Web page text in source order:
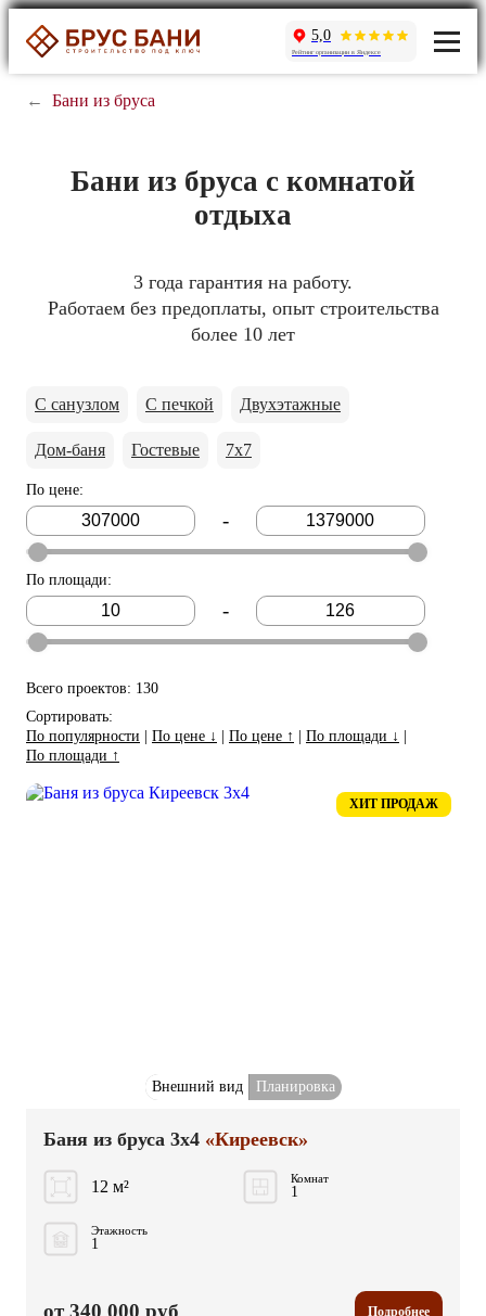
5,0
Рейтинг организации в Яндексе
← Бани из бруса
Бани из бруса с комнатой
отдыха
3 года гарантия на работу.
Работаем без предоплаты, опыт строительства
более 10 лет
С санузлом С печкой Двухэтажные
Дом-баня Гостевые 7x7
По цене:
-
По площади:
-
Всего проектов: 130
Сортировать:
По популярности
По цене ↓ По цене ↑ По площади ↓
По площади ↑
ХИТ ПРОДАЖ
Внешний вид Планировка
Баня из бруса 3x4 «Киреевск»
12 м² Комнат
1
Этажность
1
от 340 000 руб Подробнее